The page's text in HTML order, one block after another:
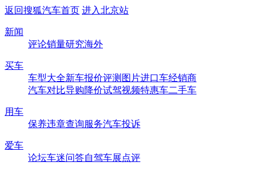
返回搜狐汽车首页 进入北京站
新闻
评论销量研究海外
买车
车型大全新车报价评测 图片进口车经销商
汽车对比导购降价试驾视频特惠车二手车
用车
保养违章查询服务汽车投诉
爱车
论坛车迷问答自驾车展点评